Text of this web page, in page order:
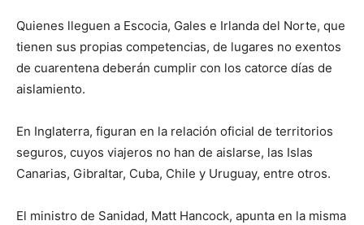
Quienes lleguen a Escocia, Gales e Irlanda del Norte, que
tienen sus propias competencias, de lugares no exentos
de cuarentena deberán cumplir con los catorce días de
aislamiento.
En Inglaterra, figuran en la relación oficial de territorios
seguros, cuyos viajeros no han de aislarse, las Islas
Canarias, Gibraltar, Cuba, Chile y Uruguay, entre otros.
El ministro de Sanidad, Matt Hancock, apunta en la misma